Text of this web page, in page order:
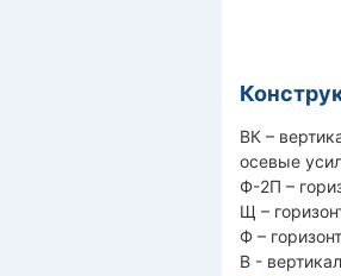
ВК –
осевые
Ф-2П –
Щ –
Ф –
В -